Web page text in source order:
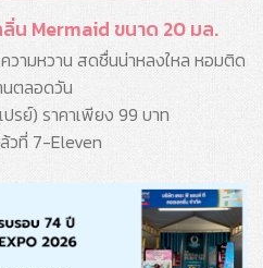
น Mermaid ขนาด 20 มล.
ามหวาน สดชื่นน่าหลงใหล หอมติด
ตลอดวัน
รย์) ราคาเพียง 99 บาท
วที่ 7-Eleven